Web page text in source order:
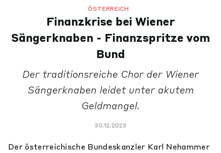
ÖSTERREICH
Finanzkrise bei Wiener
Sängerknaben - Finanzspritze vom
Bund
Der traditionsreiche Chor der Wiener
Sängerknaben leidet unter akutem
Geldmangel.
30.12.2023
Der österreichische Bundeskanzler Karl Nehammer